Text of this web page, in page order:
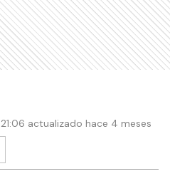
actualizado hace 4 meses